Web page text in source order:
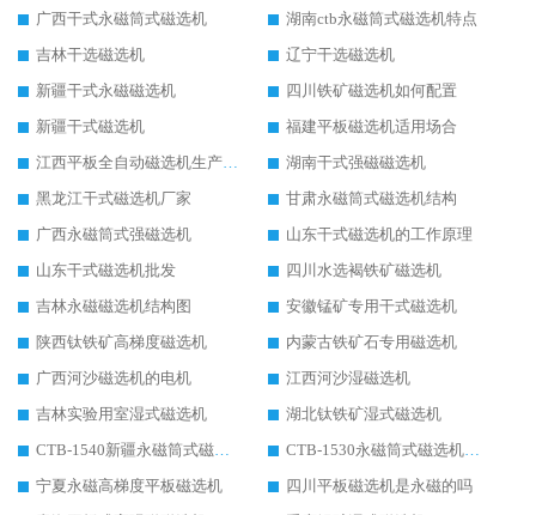
广西干式永磁筒式磁选机
湖南ctb永磁筒式磁选机特点
吉林干选磁选机
辽宁干选磁选机
新疆干式永磁磁选机
四川铁矿磁选机如何配置
新疆干式磁选机
福建平板磁选机适用场合
江西平板全自动磁选机生产厂家
湖南干式强磁磁选机
黑龙江干式磁选机厂家
甘肃永磁筒式磁选机结构
广西永磁筒式强磁选机
山东干式磁选机的工作原理
山东干式磁选机批发
四川水选褐铁矿磁选机
吉林永磁磁选机结构图
安徽锰矿专用干式磁选机
陕西钛铁矿高梯度磁选机
内蒙古铁矿石专用磁选机
广西河沙磁选机的电机
江西河沙湿磁选机
吉林实验用室湿式磁选机
湖北钛铁矿湿式磁选机
CTB-1540新疆永磁筒式磁选机
CTB-1530永磁筒式磁选机代理商
宁夏永磁高梯度平板磁选机
四川平板磁选机是永磁的吗